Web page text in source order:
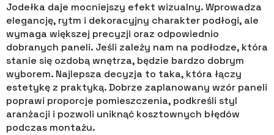
Jodełka daje mocniejszy efekt wizualny. Wprowadza
elegancję, rytm i dekoracyjny charakter podłogi, ale
wymaga większej precyzji oraz odpowiednio
dobranych paneli. Jeśli zależy nam na podłodze, która
stanie się ozdobą wnętrza, będzie bardzo dobrym
wyborem. Najlepsza decyzja to taka, która łączy
estetykę z praktyką. Dobrze zaplanowany wzór paneli
poprawi proporcje pomieszczenia, podkreśli styl
aranżacji i pozwoli uniknąć kosztownych błędów
podczas montażu.